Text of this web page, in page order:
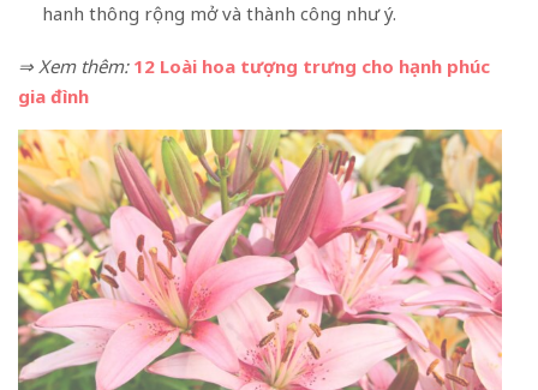
hanh thông rộng mở và thành công như ý.
⇒ Xem thêm: 12 Loài hoa tượng trưng cho hạnh phúc
gia đình